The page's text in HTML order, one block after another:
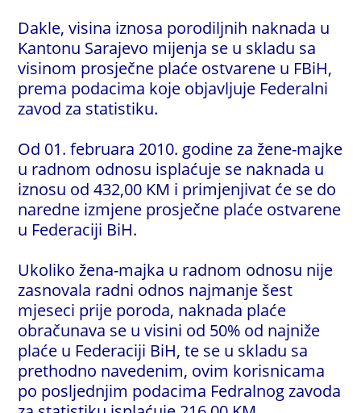
Dakle, visina iznosa porodiljnih naknada u
Kantonu Sarajevo mijenja se u skladu sa
visinom prosječne plaće ostvarene u FBiH,
prema podacima koje objavljuje Federalni
zavod za statistiku.
Od 01. februara 2010. godine za žene-majke
u radnom odnosu isplaćuje se naknada u
iznosu od 432,00 KM i primjenjivat će se do
naredne izmjene prosječne plaće ostvarene
u Federaciji BiH.
Ukoliko žena-majka u radnom odnosu nije
zasnovala radni odnos najmanje šest
mjeseci prije poroda, naknada plaće
obračunava se u visini od 50% od najniže
plaće u Federaciji BiH, te se u skladu sa
prethodno navedenim, ovim korisnicama
po posljednjim podacima Fedralnog zavoda